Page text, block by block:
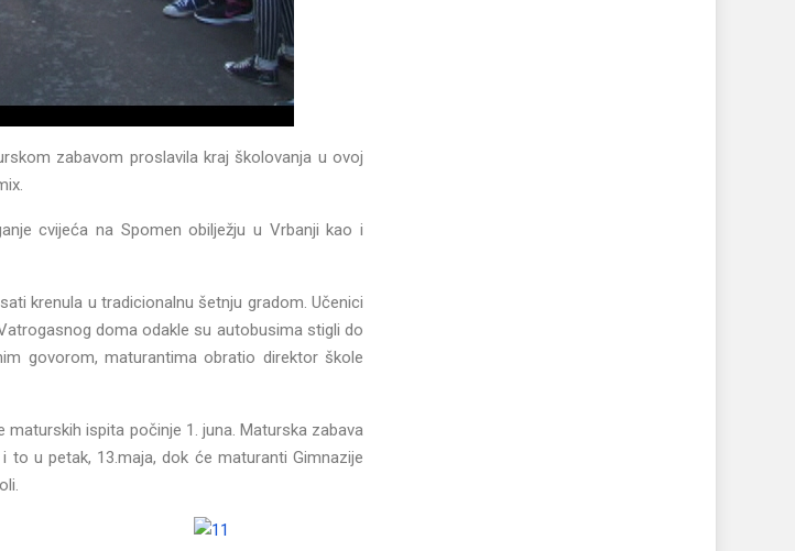
zabavom proslavila kraj školovanja u ovoj
cvijeća na Spomen obilježju u Vrbanji kao i
krenula u tradicionalnu šetnju gradom. Učenici
doma odakle su autobusima stigli do
govorom, maturantima obratio direktor škole
ispita počinje 1. juna. Maturska zabava
u petak, 13.maja, dok će maturanti Gimnazije